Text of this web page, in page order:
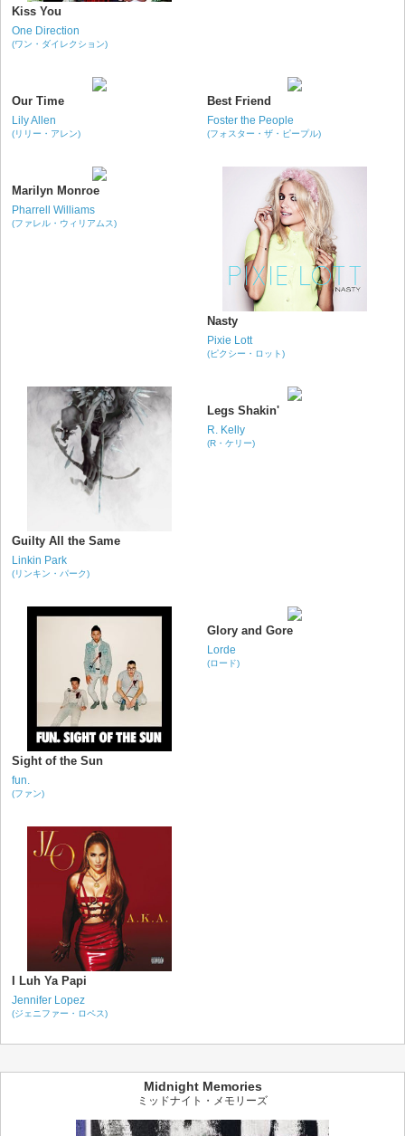
Kiss You
One Direction
(ワン・ダイレクション)
Our Time
Lily Allen
(リリー・アレン)
Best Friend
Foster the People
(フォスター・ザ・ピープル)
Marilyn Monroe
Pharrell Williams
(ファレル・ウィリアムス)
Nasty
Pixie Lott
(ピクシー・ロット)
Guilty All the Same
Linkin Park
(リンキン・パーク)
Legs Shakin'
R. Kelly
(R・ケリー)
Sight of the Sun
fun.
(ファン)
Glory and Gore
Lorde
(ロード)
I Luh Ya Papi
Jennifer Lopez
(ジェニファー・ロペス)
Midnight Memories
ミッドナイト・メモリーズ